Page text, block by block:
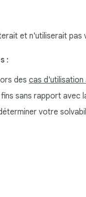
et n'utiliserait pas
:
des cas d'utilisation
sans rapport avec
votre